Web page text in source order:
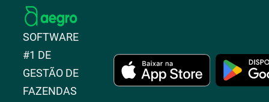
SOFTWARE
#1 DE
GESTÃO DE
FAZENDAS